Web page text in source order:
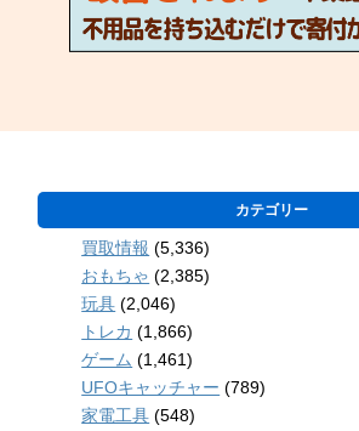
カテゴリー
買取情報 (5,336)
おもちゃ (2,385)
玩具 (2,046)
トレカ (1,866)
ゲーム (1,461)
UFOキャッチャー (789)
家電工具 (548)